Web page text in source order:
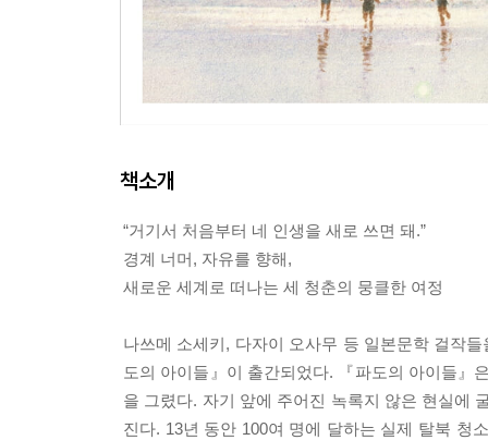
책소개
“거기서 처음부터 네 인생을 새로 쓰면 돼.”
경계 너머, 자유를 향해,
새로운 세계로 떠나는 세 청춘의 뭉클한 여정
나쓰메 소세키, 다자이 오사무 등 일본문학 걸작
도의 아이들』이 출간되었다. 『파도의 아이들』
을 그렸다. 자기 앞에 주어진 녹록지 않은 현실에
진다. 13년 동안 100여 명에 달하는 실제 탈북 청